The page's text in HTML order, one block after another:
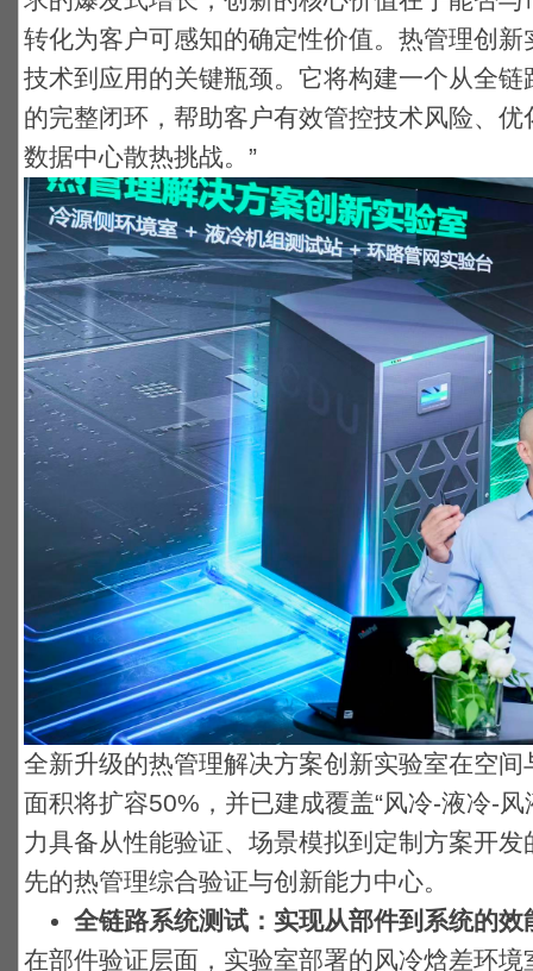
转化为客户可感知的确定性价值。热管理创
技术到应用的关键瓶颈。它将构建一个从全
的完整闭环，帮助客户有效管控技术风险、
数据中心散热挑战。”
全新升级的热管理解决方案创新实验室在空
面积将扩容50%，并已建成覆盖“风冷-液冷-
力具备从性能验证、场景模拟到定制方案开
先的热管理综合验证与创新能力中心。
全链路系统测试：实现从部件到系统的效
在部件验证层面，实验室部署的风冷焓差环